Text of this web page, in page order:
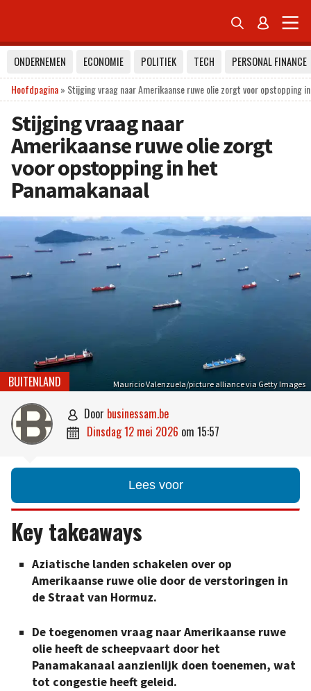
 
ONDERNEMEN ECONOMIE POLITIEK TECH
PERSONAL FINANCE
Hoofdpagina» Stijging vraag naar Amerikaanse ruwe olie zorgt voor opstopping
Stijging vraag naar
Amerikaanse ruwe olie zorgt
voor opstopping in het
Panamakanaal
Mauricio Valenzuela/picture alliance via Getty Images
BUITENLAND
 door businessam.be
 dinsdag 12 mei 2026 om 15:57
Lees voor
Key takeaways
Aziatische landen schakelen over op
Amerikaanse ruwe olie door de verstoringen in
de Straat van Hormuz.
De toegenomen vraag naar Amerikaanse ruwe
olie heeft de scheepvaart door het
Panamakanaal aanzienlijk doen toenemen, wat
tot congestie heeft geleid.